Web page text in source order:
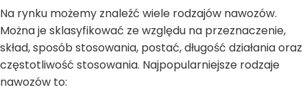
Na rynku możemy znaleźć wiele rodzajów nawozów.
Można je sklasyfikować ze względu na przeznaczenie,
skład, sposób stosowania, postać, długość działania oraz
częstotliwość stosowania. Najpopularniejsze rodzaje
nawozów to: